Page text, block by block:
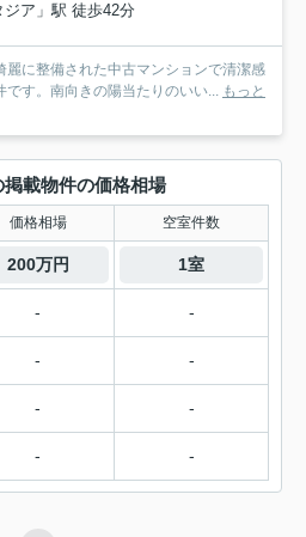
ア」駅 徒歩42分
麗に整備された中古マンションで清潔感
です。南向きの陽当たりのいい... もっと
載物件の価格相場
価格相場 空室件数
200万円 1室
- -
- -
- -
- -